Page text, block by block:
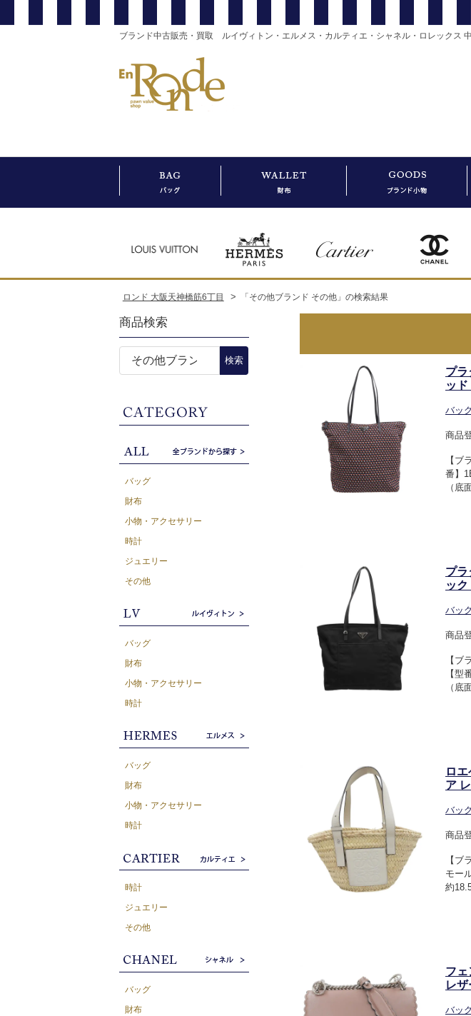
ブランド中古販売・買取 ルイヴィトン・エルメス・カルティエ・シャネル・ロレックス
ロンド 大阪天神橋筋6丁目 > 「その他ブランド その他」の検索結果
プ
ッ
バッ
商品
【ブ
番】
（底
プ
ッ
バッ
商品
【ブ
【型
（底
ロ
ア
バッ
商品
【ブ
モー
約
フ
レ
バッ
商品検索
バッグ
財布
小物・アクセサリー
時計
ジュエリー
その他
バッグ
財布
小物・アクセサリー
時計
バッグ
財布
小物・アクセサリー
時計
時計
ジュエリー
その他
バッグ
財布